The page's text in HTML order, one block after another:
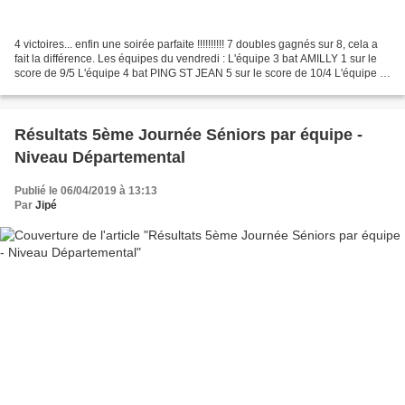
4 victoires... enfin une soirée parfaite !!!!!!!!!! 7 doubles gagnés sur 8, cela a
fait la différence. Les équipes du vendredi : L'équipe 3 bat AMILLY 1 sur le
score de 9/5 L'équipe 4 bat PING ST JEAN 5 sur le score de 10/4 L'équipe 5
Résultats 5ème Journée Séniors par équipe -
Niveau Départemental
Publié le 06/04/2019 à 13:13
Par Jipé